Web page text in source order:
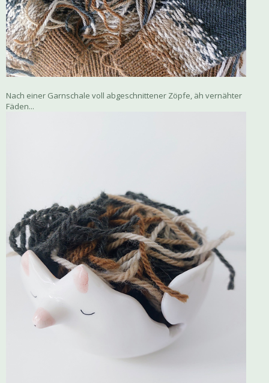
Nach einer Garnschale voll abgeschnittener Zöpfe, äh vernähter
Fäden...